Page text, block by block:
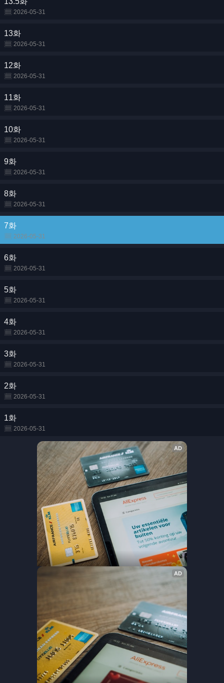
2026-05-31
13화
2026-05-31
12화
2026-05-31
11화
2026-05-31
10화
2026-05-31
9화
2026-05-31
8화
2026-05-31
7화
2026-05-31
6화
2026-05-31
5화
2026-05-31
4화
2026-05-31
3화
2026-05-31
2화
2026-05-31
1화
2026-05-31